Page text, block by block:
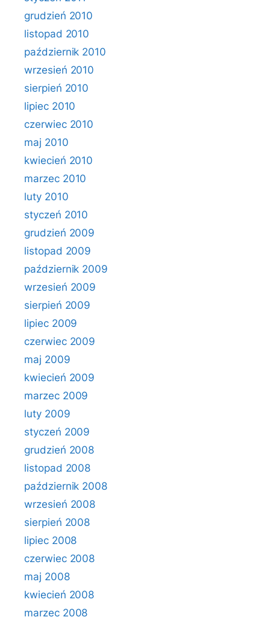
grudzień 2010
listopad 2010
październik 2010
wrzesień 2010
sierpień 2010
lipiec 2010
czerwiec 2010
maj 2010
kwiecień 2010
marzec 2010
luty 2010
styczeń 2010
grudzień 2009
listopad 2009
październik 2009
wrzesień 2009
sierpień 2009
lipiec 2009
czerwiec 2009
maj 2009
kwiecień 2009
marzec 2009
luty 2009
styczeń 2009
grudzień 2008
listopad 2008
październik 2008
wrzesień 2008
sierpień 2008
lipiec 2008
czerwiec 2008
maj 2008
kwiecień 2008
marzec 2008